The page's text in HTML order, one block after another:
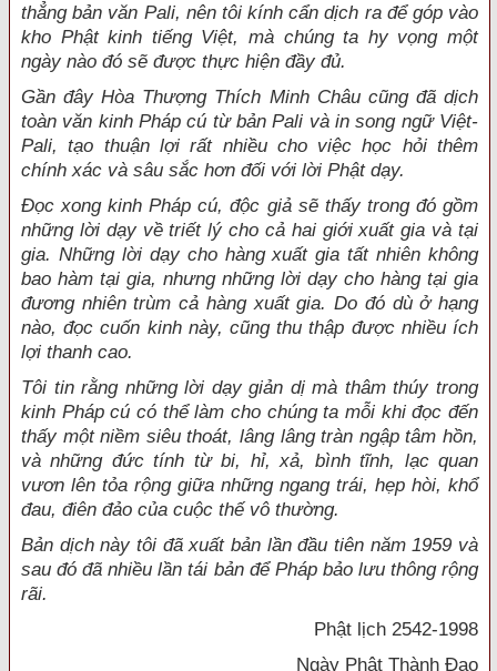
thẳng bản văn Pali, nên tôi kính cẩn dịch ra để góp vào
kho Phật kinh tiếng Việt, mà chúng ta hy vọng một
ngày nào đó sẽ được thực hiện đầy đủ.
Gần đây Hòa Thượng Thích Minh Châu cũng đã dịch
toàn văn kinh Pháp cú từ bản Pali và in song ngữ Việt-
Pali, tạo thuận lợi rất nhiều cho việc học hỏi thêm
chính xác và sâu sắc hơn đối với lời Phật dạy.
Đọc xong kinh Pháp cú, độc giả sẽ thấy trong đó gồm
những lời dạy về triết lý cho cả hai giới xuất gia và tại
gia. Những lời dạy cho hàng xuất gia tất nhiên không
bao hàm tại gia, nhưng những lời dạy cho hàng tại gia
đương nhiên trùm cả hàng xuất gia. Do đó dù ở hạng
nào, đọc cuốn kinh này, cũng thu thập được nhiều ích
lợi thanh cao.
Tôi tin rằng những lời dạy giản dị mà thâm thúy trong
kinh Pháp cú có thể làm cho chúng ta mỗi khi đọc đến
thấy một niềm siêu thoát, lâng lâng tràn ngập tâm hồn,
và những đức tính từ bi, hỉ, xả, bình tĩnh, lạc quan
vươn lên tỏa rộng giữa những ngang trái, hẹp hòi, khổ
đau, điên đảo của cuộc thế vô thường.
Bản dịch này tôi đã xuất bản lần đầu tiên năm 1959 và
sau đó đã nhiều lần tái bản để Pháp bảo lưu thông rộng
rãi.
Phật lịch 2542-1998
Ngày Phật Thành Đạo